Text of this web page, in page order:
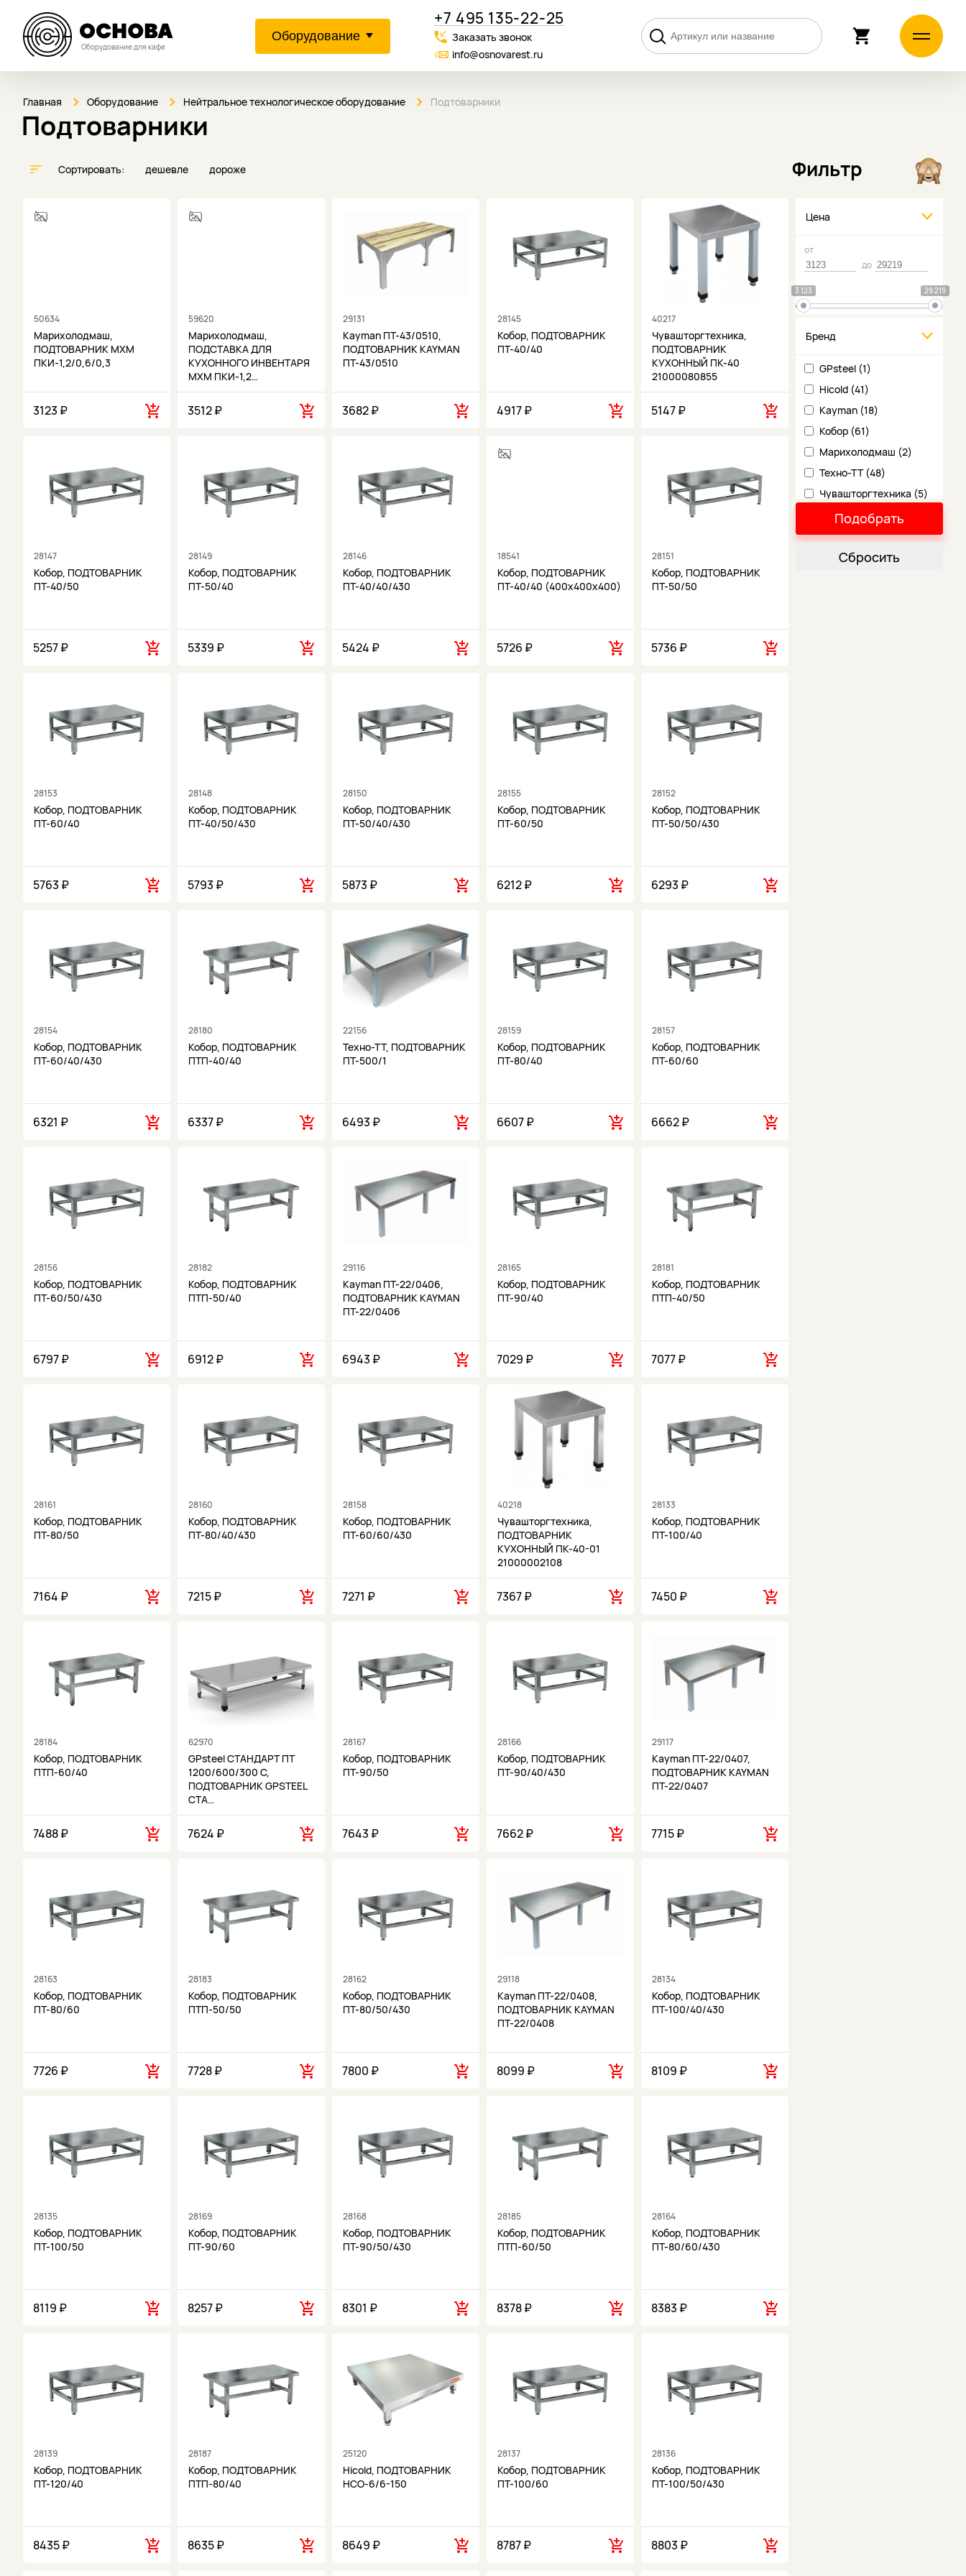
Оборудование для кафе
Оборудование
+7 495 135-22-25
Заказать звонок
info@osnovarest.ru
Главная Оборудование Нейтральное технологическое оборудование Подтоварники
Подтоварники
Сортировать: дешевле дороже Фильтр
50634
Марихолодмаш,
ПОДТОВАРНИК МХМ
ПКИ-1,2/0,6/0,3
3123 ₽
59620
Марихолодмаш,
ПОДСТАВКА ДЛЯ
КУХОННОГО ИНВЕНТАРЯ
МХМ ПКИ-1,2…
3512 ₽
29131
Kayman ПТ-43/0510,
ПОДТОВАРНИК KAYMAN
ПТ-43/0510
3682 ₽
28145
Кобор, ПОДТОВАРНИК
ПТ-40/40
4917 ₽
40217
Чувашторгтехника,
ПОДТОВАРНИК
КУХОННЫЙ ПК-40
21000080855
5147 ₽
28147
Кобор, ПОДТОВАРНИК
ПТ-40/50
5257 ₽
28149
Кобор, ПОДТОВАРНИК
ПТ-50/40
5339 ₽
28146
Кобор, ПОДТОВАРНИК
ПТ-40/40/430
5424 ₽
18541
Кобор, ПОДТОВАРНИК
ПТ-40/40 (400х400х400)
5726 ₽
28151
Кобор, ПОДТОВАРНИК
ПТ-50/50
5736 ₽
28153
Кобор, ПОДТОВАРНИК
ПТ-60/40
5763 ₽
28148
Кобор, ПОДТОВАРНИК
ПТ-40/50/430
5793 ₽
28150
Кобор, ПОДТОВАРНИК
ПТ-50/40/430
5873 ₽
28155
Кобор, ПОДТОВАРНИК
ПТ-60/50
6212 ₽
28152
Кобор, ПОДТОВАРНИК
ПТ-50/50/430
6293 ₽
28154
Кобор, ПОДТОВАРНИК
ПТ-60/40/430
6321 ₽
28180
Кобор, ПОДТОВАРНИК
ПТП-40/40
6337 ₽
22156
Техно-ТТ, ПОДТОВАРНИК
ПТ-500/1
6493 ₽
28159
Кобор, ПОДТОВАРНИК
ПТ-80/40
6607 ₽
28157
Кобор, ПОДТОВАРНИК
ПТ-60/60
6662 ₽
28156
Кобор, ПОДТОВАРНИК
ПТ-60/50/430
6797 ₽
28182
Кобор, ПОДТОВАРНИК
ПТП-50/40
6912 ₽
29116
Kayman ПТ-22/0406,
ПОДТОВАРНИК KAYMAN
ПТ-22/0406
6943 ₽
28165
Кобор, ПОДТОВАРНИК
ПТ-90/40
7029 ₽
28181
Кобор, ПОДТОВАРНИК
ПТП-40/50
7077 ₽
28161
Кобор, ПОДТОВАРНИК
ПТ-80/50
7164 ₽
28160
Кобор, ПОДТОВАРНИК
ПТ-80/40/430
7215 ₽
28158
Кобор, ПОДТОВАРНИК
ПТ-60/60/430
7271 ₽
40218
Чувашторгтехника,
ПОДТОВАРНИК
КУХОННЫЙ ПК-40-01
21000002108
7367 ₽
28133
Кобор, ПОДТОВАРНИК
ПТ-100/40
7450 ₽
28184
Кобор, ПОДТОВАРНИК
ПТП-60/40
7488 ₽
62970
GPsteel СТАНДАРТ ПТ
1200/600/300 С,
ПОДТОВАРНИК GPSTEEL
СТА…
7624 ₽
28167
Кобор, ПОДТОВАРНИК
ПТ-90/50
7643 ₽
28166
Кобор, ПОДТОВАРНИК
ПТ-90/40/430
7662 ₽
29117
Kayman ПТ-22/0407,
ПОДТОВАРНИК KAYMAN
ПТ-22/0407
7715 ₽
28163
Кобор, ПОДТОВАРНИК
ПТ-80/60
7726 ₽
28183
Кобор, ПОДТОВАРНИК
ПТП-50/50
7728 ₽
28162
Кобор, ПОДТОВАРНИК
ПТ-80/50/430
7800 ₽
29118
Kayman ПТ-22/0408,
ПОДТОВАРНИК KAYMAN
ПТ-22/0408
8099 ₽
28134
Кобор, ПОДТОВАРНИК
ПТ-100/40/430
8109 ₽
28135
Кобор, ПОДТОВАРНИК
ПТ-100/50
8119 ₽
28169
Кобор, ПОДТОВАРНИК
ПТ-90/60
8257 ₽
28168
Кобор, ПОДТОВАРНИК
ПТ-90/50/430
8301 ₽
28185
Кобор, ПОДТОВАРНИК
ПТП-60/50
8378 ₽
28164
Кобор, ПОДТОВАРНИК
ПТ-80/60/430
8383 ₽
28139
Кобор, ПОДТОВАРНИК
ПТ-120/40
8435 ₽
28187
Кобор, ПОДТОВАРНИК
ПТП-80/40
8635 ₽
25120
Hicold, ПОДТОВАРНИК
НСО-6/6-150
8649 ₽
28137
Кобор, ПОДТОВАРНИК
ПТ-100/60
8787 ₽
28136
Кобор, ПОДТОВАРНИК
ПТ-100/50/430
8803 ₽
Цена
от
до
3 123 29 219
Бренд
GPsteel (1)
Hicold (41)
Kayman (18)
Кобор (61)
Марихолодмаш (2)
Техно-ТТ (48)
Чувашторгтехника (5)
Подобрать
Сбросить